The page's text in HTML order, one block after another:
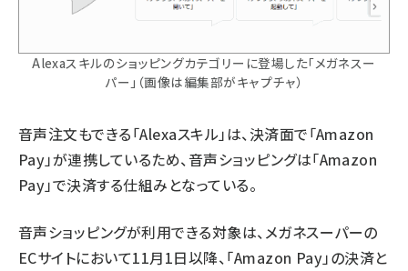
Alexaスキルのショッピングカテゴリーに登場した「メガネスー
パー」（画像は編集部がキャプチャ）
音声注文もできる「Alexaスキル」は、決済面で「Amazon
Pay」が連携しているため、音声ショッピングは「Amazon
Pay」で決済する仕組みとなっている。
音声ショッピングが利用できる対象は、メガネスーパーの
ECサイトにおいて11月1日以降、「Amazon Pay」の決済と